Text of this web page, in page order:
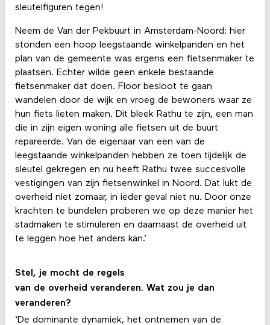
sleutelfiguren tegen!
Neem de Van der Pekbuurt in Amsterdam-Noord: hier
stonden een hoop leegstaande winkelpanden en het
plan van de gemeente was ergens een fietsenmaker te
plaatsen. Echter wilde geen enkele bestaande
fietsenmaker dat doen. Floor besloot te gaan
wandelen door de wijk en vroeg de bewoners waar ze
hun fiets lieten maken. Dit bleek Rathu te zijn, een man
die in zijn eigen woning alle fietsen uit de buurt
repareerde. Van de eigenaar van een van de
leegstaande winkelpanden hebben ze toen tijdelijk de
sleutel gekregen en nu heeft Rathu twee succesvolle
vestigingen van zijn fietsenwinkel in Noord. Dat lukt de
overheid niet zomaar, in ieder geval niet nu. Door onze
krachten te bundelen proberen we op deze manier het
stadmaken te stimuleren en daarnaast de overheid uit
te leggen hoe het anders kan.’
Stel, je mocht de regels
van de overheid veranderen. Wat zou je dan
veranderen?
‘De dominante dynamiek, het ontnemen van de